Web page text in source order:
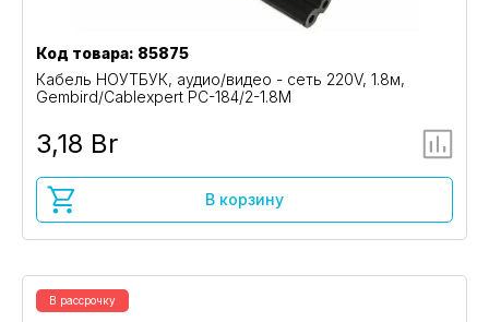
Код товара: 85875
Кабель НОУТБУК, аудио/видео - сеть 220V, 1.8м,
Gembird/Cablexpert PC-184/2-1.8M
3,18 Br
В корзину
В рассрочку